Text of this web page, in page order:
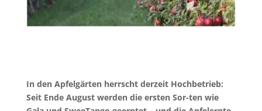
In den Apfelgärten herrscht derzeit Hochbetrieb:
Seit Ende August werden die ersten Sor-ten wie